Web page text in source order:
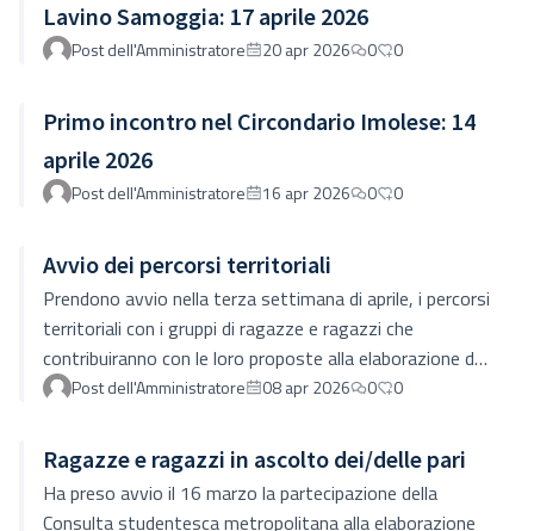
Lavino Samoggia: 17 aprile 2026
Post dell'Amministratore 20 apr 2026 0 0
Primo incontro nel Circondario Imolese: 14
aprile 2026
Post dell'Amministratore 16 apr 2026 0 0
Avvio dei percorsi territoriali
Prendono avvio nella terza settimana di aprile, i percorsi
territoriali con i gruppi di ragazze e ragazzi che
contribuiranno con le loro proposte alla elaborazione del
Piano Adolescenze metropolitano.In particolare
imolese (13 aprile), Città di Bologna (14 aprile), Savena
Idice (15 aprile) e Reno Lavino Samoggia (15 aprile).I
ragazzi e le ragazze in questo primo appuntamento si
Post dell'Amministratore 08 apr 2026 0 0
Ragazze e ragazzi in ascolto dei/delle pari
Ha preso avvio il 16 marzo la partecipazione della
Consulta studentesca metropolitana alla elaborazione